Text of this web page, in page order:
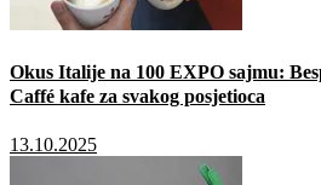
Okus Italije na 100 EXPO sajmu:
Caffé kafe za svakog posjetioca
13.10.2025